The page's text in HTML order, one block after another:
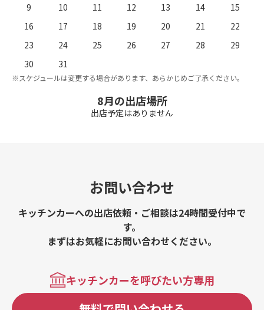
9
10 11 12 13 14
15
16
17 18 19 20 21
22
23
24 25 26 27 28
29
30
31
※スケジュールは変更する場合があります、あらかじめご了承ください。
8月の出店場所
出店予定はありません
お問い合わせ
キッチンカーへの出店依頼・ご相談は24時間受付中で
す。
まずはお気軽にお問い合わせください。
キッチンカーを呼びたい方専用